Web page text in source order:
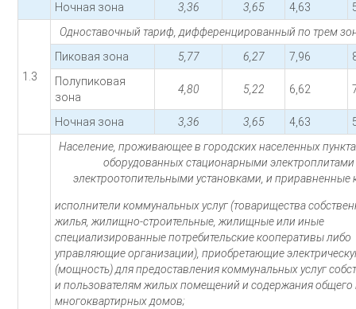
Ночная зона 3,36 3,65 4,63
1.3
Одноставочный тариф, дифференцированный по трем
Пиковая зона
5,77 6,27 7,96
Полупиковая
зона
4,80 5,22 6,62
Ночная зона 3,36 3,65 4,63
Население, проживающее в городских населенных
оборудованных стационарными электроплитами
электроотопительными установками, и приравненные
исполнители коммунальных услуг (товарищества
жилья, жилищно-строительные, жилищные или иные
специализированные потребительские кооперативы либо
управляющие организации), приобретающие
(мощность) для предоставления коммунальных услуг
и пользователям жилых помещений и содержания общего
многоквартирных домов;